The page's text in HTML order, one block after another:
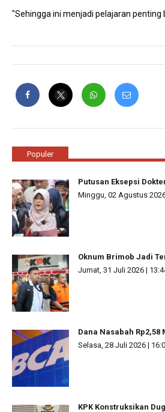
"Sehingga ini menjadi pelajaran
Populer
Putusan Eksepsi
Minggu, 02 Agustus
Oknum Brimob Jadi
Jumat, 31 Juli 2026 |
Dana Nasabah
Selasa, 28 Juli 2026 |
KPK Konstruksikan